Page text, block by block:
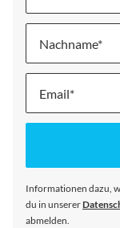
Nachname
Melde
für
Informationen dazu,
du in unserer
abmelden.